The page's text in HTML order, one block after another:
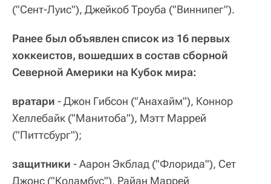
("Сент-Луис"), Джейкоб Троуба ("Виннипег").
Ранее был объявлен список из 16 первых
хоккеистов, вошедших в состав сборной
Северной Америки на Кубок мира:
вратари - Джон Гибсон ("Анахайм"), Коннор
Хеллебайк ("Манитоба"), Мэтт Маррей
("Питтсбург");
защитники - Аарон Экблад ("Флорида"), Сет
Джонс ("Коламбус"), Райан Маррей